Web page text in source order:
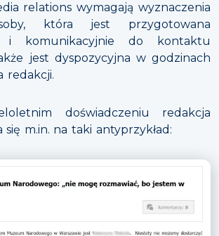
relations wymagają wyznaczenia
która jest przygotowana
i komunikacyjnie do kontaktu
jest dyspozycyjna w godzinach
redakcji.
doświadczeniu redakcja
się m.in. na taki antyprzykład: